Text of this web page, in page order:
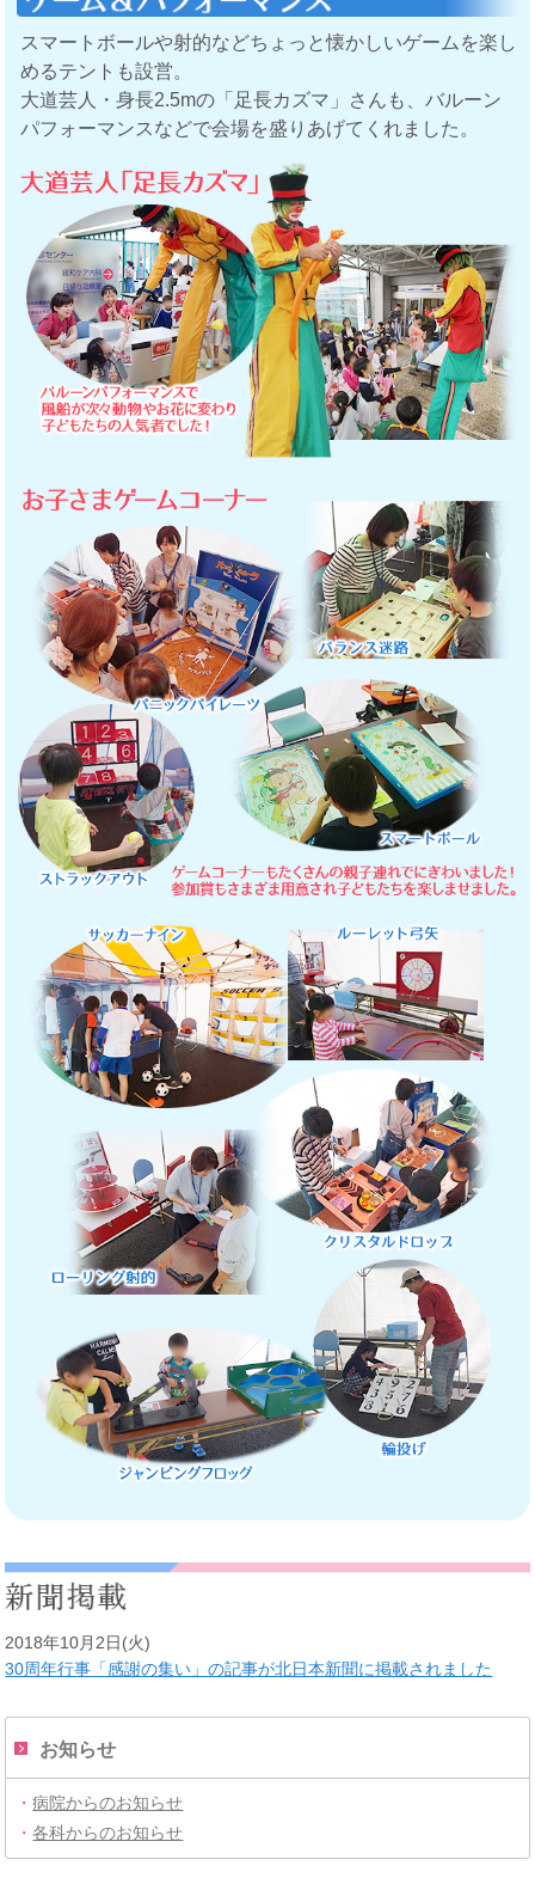
スマートボールや射的などちょっと懐かしいゲームを楽し
めるテントも設営。
大道芸人・身長2.5mの「足長カズマ」さんも、バルーン
パフォーマンスなどで会場を盛りあげてくれました。
2018年10月2日(火)
30周年行事「感謝の集い」の記事が北日本新聞に掲載されました
お知らせ
・病院からのお知らせ
・各科からのお知らせ